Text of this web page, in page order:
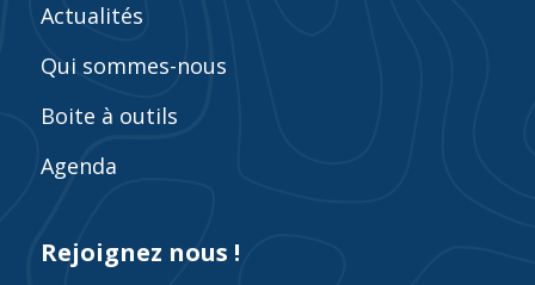
Actualités
Qui sommes-nous
Boite à outils
Agenda
Rejoignez nous !